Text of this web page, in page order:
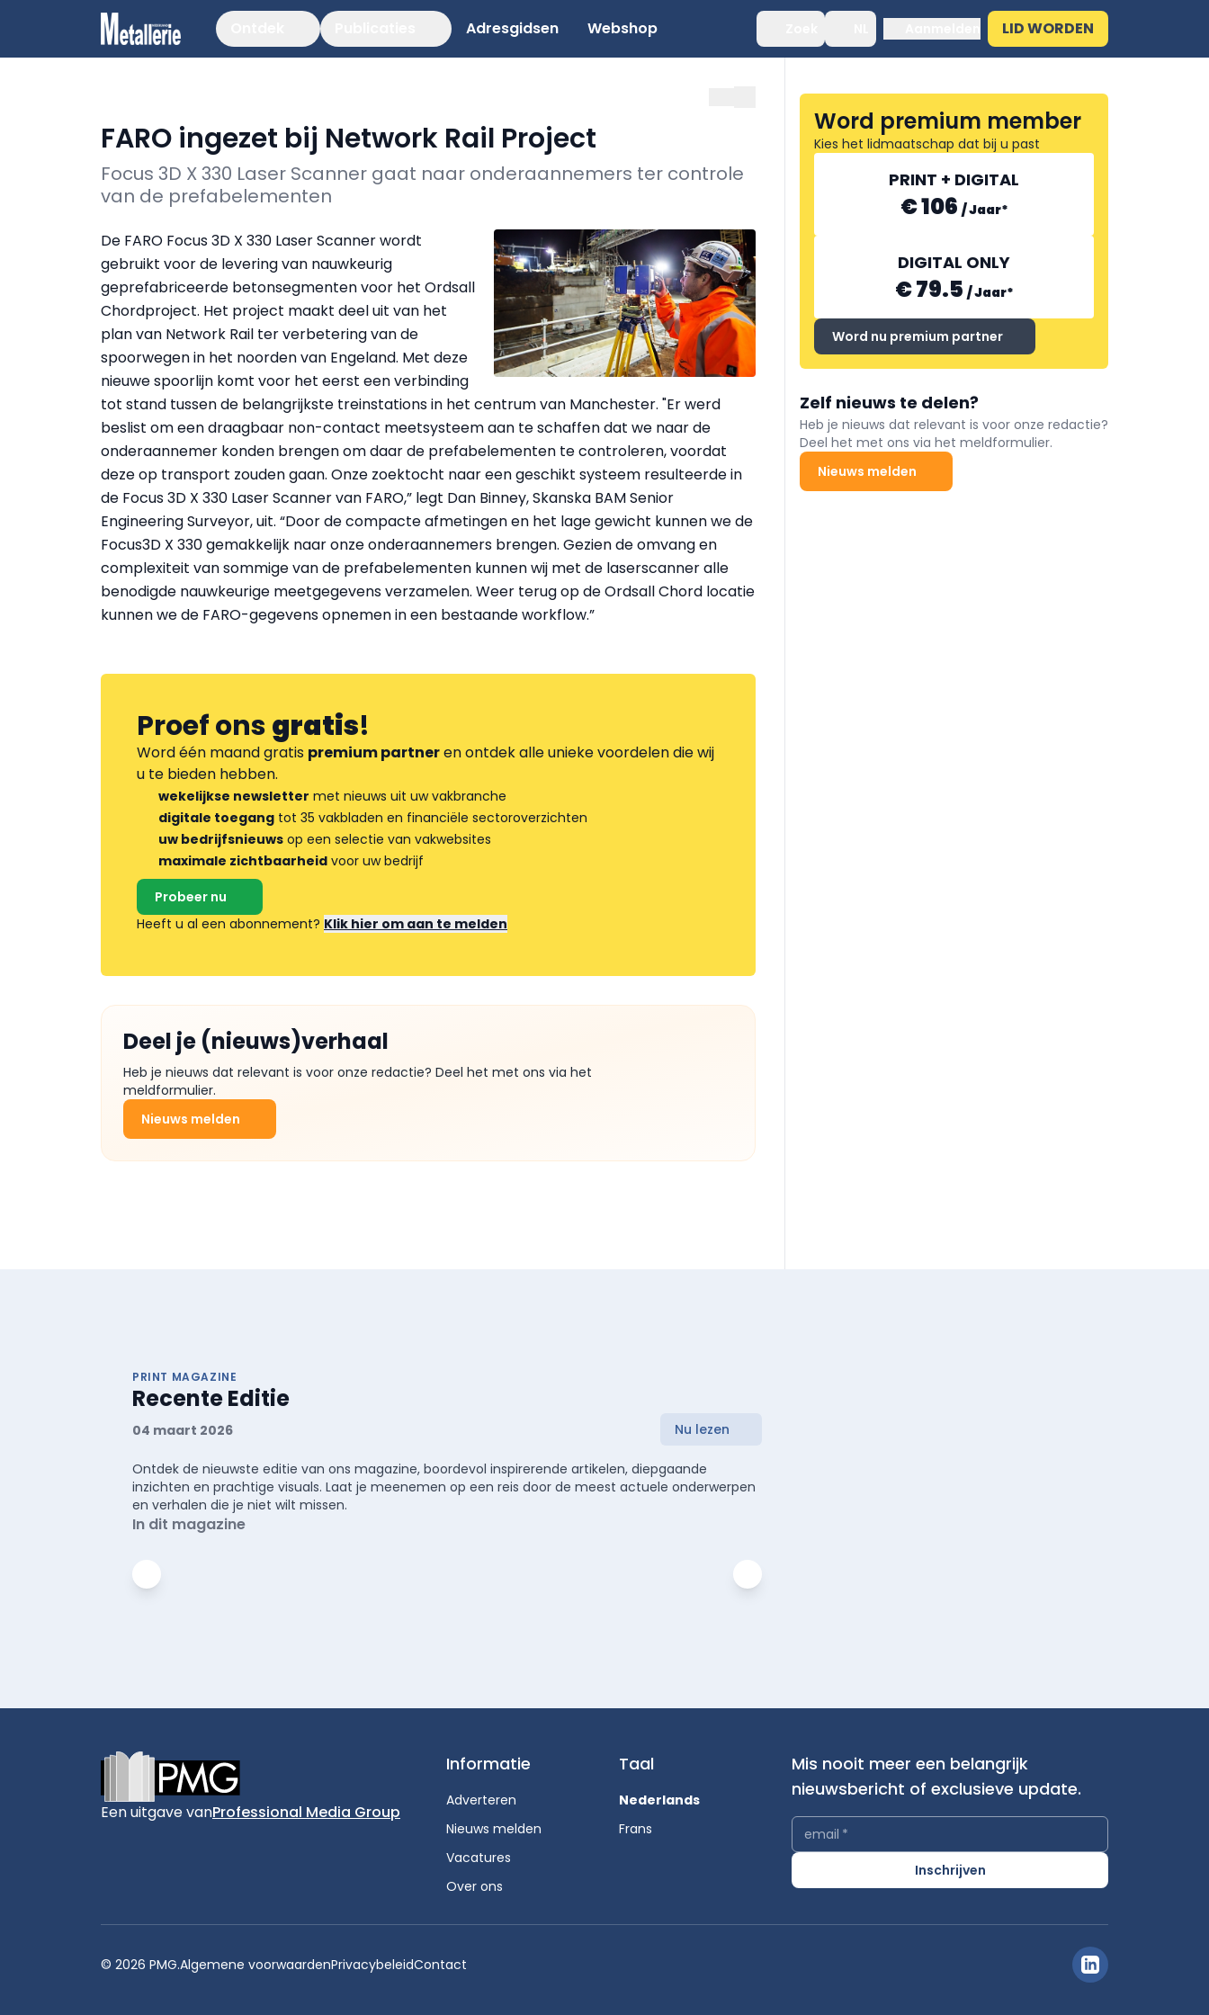
Adresgidsen Webshop LID WORDEN
FARO ingezet bij Network Rail Project
Focus 3D X 330 Laser Scanner gaat naar onderaannemers ter controle
van de prefabelementen
De FARO Focus 3D X 330 Laser Scanner wordt
gebruikt voor de levering van nauwkeurig
geprefabriceerde betonsegmenten voor het Ordsall
Chordproject. Het project maakt deel uit van het
plan van Network Rail ter verbetering van de
spoorwegen in het noorden van Engeland. Met deze
nieuwe spoorlijn komt voor het eerst een verbinding
tot stand tussen de belangrijkste treinstations in het centrum van Manchester. "Er werd
beslist om een draagbaar non-contact meetsysteem aan te schaffen dat we naar de
onderaannemer konden brengen om daar de prefabelementen te controleren, voordat
deze op transport zouden gaan. Onze zoektocht naar een geschikt systeem resulteerde in
de Focus 3D X 330 Laser Scanner van FARO,” legt Dan Binney, Skanska BAM Senior
Engineering Surveyor, uit. “Door de compacte afmetingen en het lage gewicht kunnen we de
Focus3D X 330 gemakkelijk naar onze onderaannemers brengen. Gezien de omvang en
complexiteit van sommige van de prefabelementen kunnen wij met de laserscanner alle
benodigde nauwkeurige meetgegevens verzamelen. Weer terug op de Ordsall Chord locatie
kunnen we de FARO-gegevens opnemen in een bestaande workflow.”
Proef onsgratis!
Word één maand gratis premium partneren ontdek alle unieke voordelen die wij
u te bieden hebben.
wekelijkse newsletter met nieuws uit uw vakbranche
digitale toegang tot 35 vakbladen en financiële sectoroverzichten
uw bedrijfsnieuws op een selectie van vakwebsites
maximale zichtbaarheid voor uw bedrijf
Probeer nu
Heeft u al een abonnement? Klik hier om aan te melden
Deel je (nieuws)verhaal
Heb je nieuws dat relevant is voor onze redactie? Deel het met ons via het
meldformulier.
Nieuws melden
Word premium member
Kies het lidmaatschap dat bij u past
PRINT + DIGITAL
€ 106 /Jaar*
DIGITAL ONLY
€ 79.5 /Jaar*
Word nu premium partner
Zelf nieuws te delen?
Heb je nieuws dat relevant is voor onze redactie?
Deel het met ons via het meldformulier.
Nieuws melden
PRINT MAGAZINE
Recente Editie
04 maart 2026 Nu lezen
Ontdek de nieuwste editie van ons magazine, boordevol inspirerende artikelen, diepgaande
inzichten en prachtige visuals. Laat je meenemen op een reis door de meest actuele onderwerpen
en verhalen die je niet wilt missen.
In dit magazine
Een uitgave vanProfessional Media Group
Informatie
Adverteren
Nieuws melden
Vacatures
Over ons
Taal
Nederlands
Frans
Mis nooit meer een belangrijk
nieuwsbericht of exclusieve update.
email *
Inschrijven
© 2026 PMG.Algemene voorwaardenPrivacybeleidContact